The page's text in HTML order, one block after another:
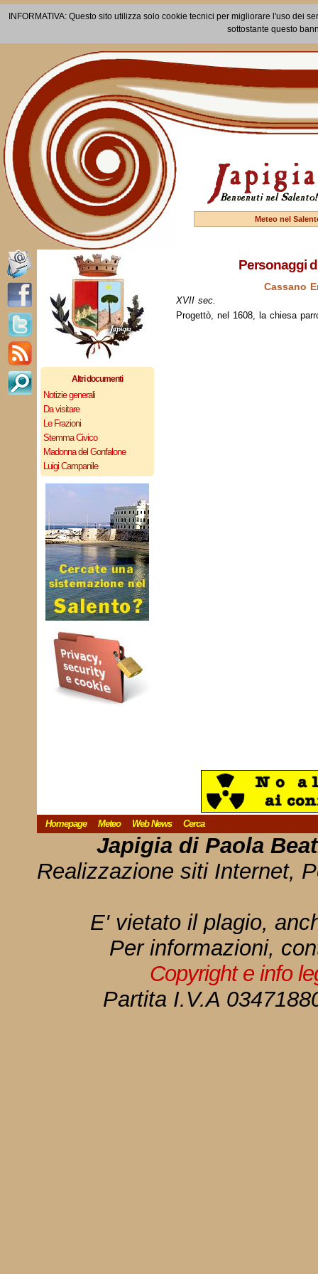
INFORMATIVA: Questo sito utilizza solo cookie tecnici per migliorare l'uso dei
sottostante questo
Meteo nel
Altri documenti
Notizie generali
Da visitare
Le Frazioni
Stemma Civico
Madonna del Gonfalone
Luigi Campanile
Personaggi
Cassano
XVII sec.
Progettò, nel 1608, la chiesa
Homepage Meteo Web News Cerca
Japigia di Paola
Realizzazione siti Internet,
E' vietato il plagio,
Per informazioni,
Copyright e info
Partita I.V.A